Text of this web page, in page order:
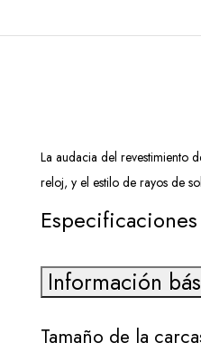
La audacia del revestimiento
reloj, y el estilo de rayos de
Especificaciones
Información
Tamaño de la